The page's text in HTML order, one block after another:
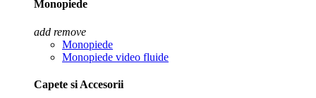
Monopiede
add remove
Monopiede
Monopiede video fluide
Capete si Accesorii